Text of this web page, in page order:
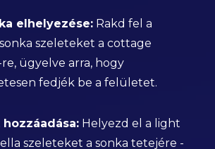
elhelyezése:Rakd fel a
szeleteket a cottage
ügyelve arra, hogy
fedjék be a felületet.
hozzáadása:Helyezd el a light
szeleteket a sonka tetejére -